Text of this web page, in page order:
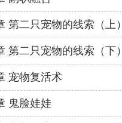
第二只宠物的线索（上）
第二只宠物的线索（下）
宠物复活术
鬼脸娃娃